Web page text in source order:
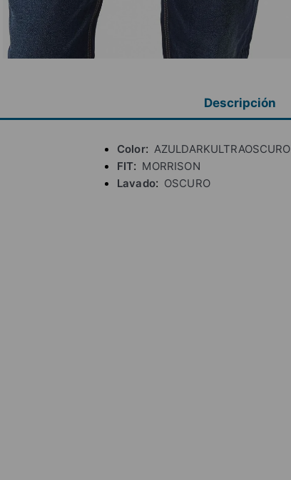
Descripción
Color
AZULDARKULTRAOSCURO
FIT
MORRISON
Lavado
OSCURO